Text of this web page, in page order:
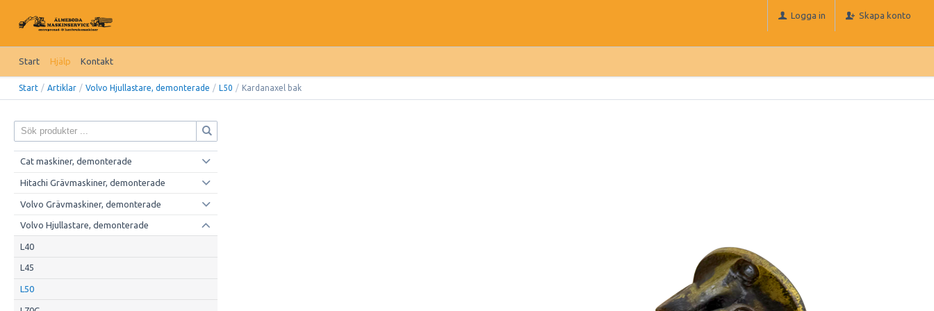
Logga in Skapa konto
Start Hjälp Kontakt
Start / Artiklar / Volvo Hjullastare, demonterade / L50 / Kardanaxel bak
Cat maskiner, demonterade
Hitachi Grävmaskiner, demonterade
Volvo Grävmaskiner, demonterade
Volvo Hjullastare, demonterade
L40
L45
L50